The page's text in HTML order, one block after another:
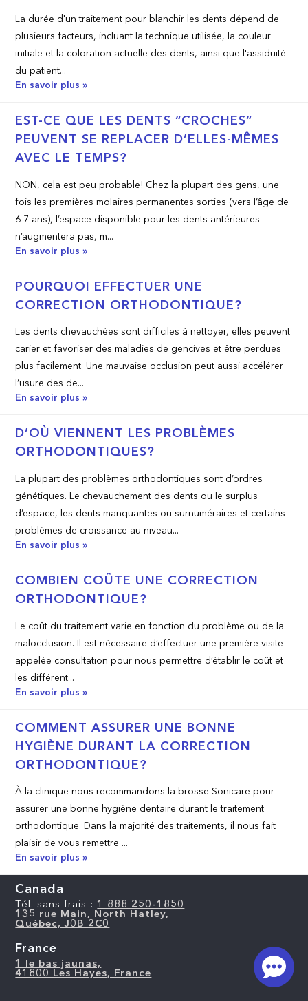
La durée d'un traitement pour blanchir les dents dépend de
plusieurs facteurs, incluant la technique utilisée, la couleur
initiale et la coloration actuelle des dents, ainsi que l'assiduité
du patient...
En savoir plus »
EST-CE QUE LES DENTS “CROCHES”
PEUVENT SE REPLACER D’ELLES-MÊMES
AVEC LE TEMPS?
NON, cela est peu probable! Chez la plupart des gens, une
fois les premières molaires permanentes sorties (vers l’âge de
6-7 ans), l’espace disponible pour les dents antérieures
n’augmentera pas, m...
En savoir plus »
POURQUOI EFFECTUER UNE
CORRECTION ORTHODONTIQUE?
Les dents chevauchées sont difficiles à nettoyer, elles peuvent
carier et favoriser des maladies de gencives et être perdues
plus facilement. Une mauvaise occlusion peut aussi accélérer
l’usure des de...
En savoir plus »
D’OÙ VIENNENT LES PROBLÈMES
ORTHODONTIQUES?
La plupart des problèmes orthodontiques sont d’ordres
génétiques. Le chevauchement des dents ou le surplus
d’espace, les dents manquantes ou surnuméraires et certains
problèmes de croissance au niveau...
En savoir plus »
COMBIEN COÛTE UNE CORRECTION
ORTHODONTIQUE?
Le coût du traitement varie en fonction du problème ou de la
malocclusion. Il est nécessaire d’effectuer une première visite
appelée consultation pour nous permettre d’établir le coût et
les différent...
En savoir plus »
COMMENT ASSURER UNE BONNE
HYGIÈNE DURANT LA CORRECTION
ORTHODONTIQUE?
À la clinique nous recommandons la brosse Sonicare pour
assurer une bonne hygiène dentaire durant le traitement
orthodontique. Dans la majorité des traitements, il nous fait
plaisir de vous remettre ...
En savoir plus »
Canada
Tél. sans frais : 1 888 250-1850
135 rue Main, North Hatley,
Québec, J0B 2C0
France
1 le bas jaunas,
41800 Les Hayes, France